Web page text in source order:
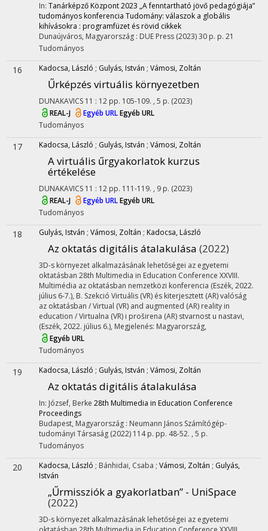
In: Tanárképző Központ 2023 „A fenntartható jövő pedagógiája”
tudományos konferencia Tudomány: válaszok a globális
kihívásokra : programfüzet és rövid cikkek
Dunaújváros, Magyarország : DUE Press (2023)30 p. p. 21
Tudományos
16 Kadocsa, László ; Gulyás, István ; Vámosi, Zoltán
Űrképzés virtuális környezetben
DUNAKAVICS 11 : 12 pp. 105-109. , 5 p. (2023)
REAL-J
Egyéb URLEgyéb URL
Tudományos
17 Kadocsa, László ; Gulyás, István ; Vámosi, Zoltán
A virtuális űrgyakorlatok kurzus
értékelése
DUNAKAVICS 11 : 12 pp. 111-119. , 9 p. (2023)
REAL-J
Egyéb URLEgyéb URL
Tudományos
18 Gulyás, István ; Vámosi, Zoltán ; Kadocsa, László
Az oktatás digitális átalakulása (2022)
3D-s környezet alkalmazásának lehetőségei az egyetemi
oktatásban 28th Multimedia in Education Conference XXVIII.
Multimédia az oktatásban nemzetközi konferencia (Eszék, 2022.
július 6-7.), B. Szekció Virtuális (VR) és kiterjesztett (AR) valóság
az oktatásban / Virtual (VR) and augmented (AR) reality in
education / Virtualna (VR) i proširena (AR) stvarnost u nastavi,
(Eszék, 2022. július 6.), Megjelenés: Magyarország,
Egyéb URL
Tudományos
19 Kadocsa, László ; Gulyás, István ; Vámosi, Zoltán
Az oktatás digitális átalakulása
In: József, Berke 28th Multimedia in Education Conference
Proceedings
Budapest, Magyarország : Neumann János Számítógép-
tudományi Társaság (2022) 114 p. pp. 48-52. , 5 p.
Tudományos
20 Kadocsa, László ; Bánhidai, Csaba ; Vámosi, Zoltán ; Gulyás,
István
„Űrmissziók a gyakorlatban” - UniSpace
(2022)
3D-s környezet alkalmazásának lehetőségei az egyetemi